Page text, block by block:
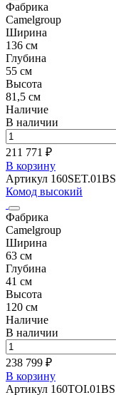
Фабрика
Camelgroup
Ширина
136 см
Глубина
55 см
Высота
81,5 см
Наличие
В наличии
211 771 ₽
В корзину
Артикул 160SET.01BS
Комод высокий
Фабрика
Camelgroup
Ширина
63 см
Глубина
41 см
Высота
120 см
Наличие
В наличии
238 799 ₽
В корзину
Артикул 160TOI.01BS